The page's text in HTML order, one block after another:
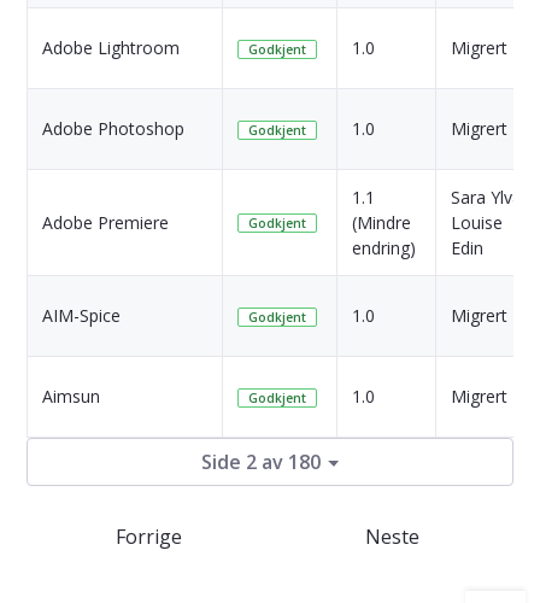
Adobe Lightroom Godkjent 1.0 Migrert
Adobe Photoshop Godkjent 1.0 Migrert
Adobe Premiere Godkjent
1.1
(Mindre
endring)
Sara Ylva
Louise
Edin
AIM-Spice Godkjent 1.0 Migrert
Aimsun Godkjent 1.0 Migrert
Side 2 av 180
Forrige Neste